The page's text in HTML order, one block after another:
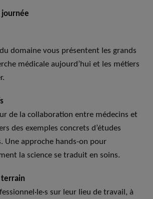
journée
du domaine vous présentent les grands
médicale aujourd’hui et les métiers
de la collaboration entre médecins et
des exemples concrets d’études
Une approche hands-on pour
la science se traduit en soins.
terrain
sur leur lieu de travail, à